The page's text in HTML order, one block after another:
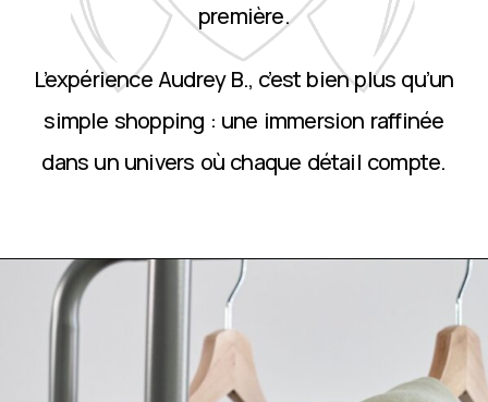
première.
L’expérience Audrey B., c’est bien plus qu’un
simple shopping : une immersion raffinée
dans un univers où chaque détail compte.